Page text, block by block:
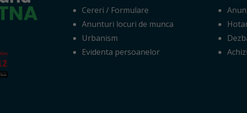
Cereri / Formulare
Anunturi locuri de munca
Urbanism
Evidenta persoanelor